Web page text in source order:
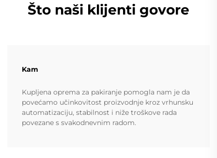
Što naši klijenti govore
Kam
Kupljena oprema za pakiranje pomogla nam je da
povećamo učinkovitost proizvodnje kroz vrhunsku
automatizaciju, stabilnost i niže troškove rada
povezane s svakodnevnim radom.